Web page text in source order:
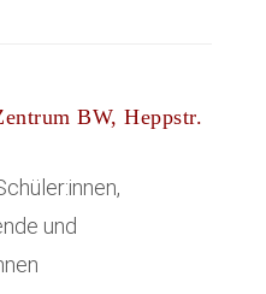
BW, Heppstr.
und